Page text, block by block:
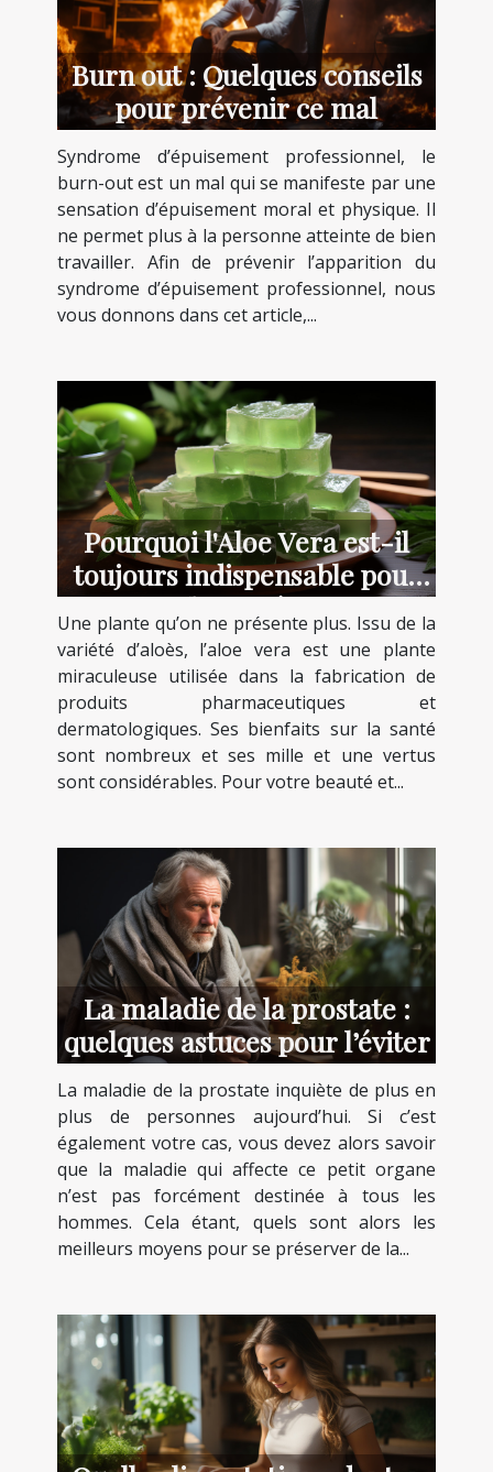
Burn out : Quelques conseils
pour prévenir ce mal
Syndrome d’épuisement professionnel, le
burn-out est un mal qui se manifeste par une
sensation d’épuisement moral et physique. Il
ne permet plus à la personne atteinte de bien
travailler. Afin de prévenir l’apparition du
syndrome d’épuisement professionnel, nous
vous donnons dans cet article,...
Pourquoi l'Aloe Vera est-il
toujours indispensable pour
la santé ?
Une plante qu’on ne présente plus. Issu de la
variété d’aloès, l’aloe vera est une plante
miraculeuse utilisée dans la fabrication de
produits pharmaceutiques et
dermatologiques. Ses bienfaits sur la santé
sont nombreux et ses mille et une vertus
sont considérables. Pour votre beauté et...
La maladie de la prostate :
quelques astuces pour l’éviter
La maladie de la prostate inquiète de plus en
plus de personnes aujourd’hui. Si c’est
également votre cas, vous devez alors savoir
que la maladie qui affecte ce petit organe
n’est pas forcément destinée à tous les
hommes. Cela étant, quels sont alors les
meilleurs moyens pour se préserver de la...